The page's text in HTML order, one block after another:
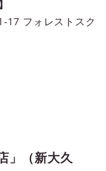
17 フォレストスク
」（新大久